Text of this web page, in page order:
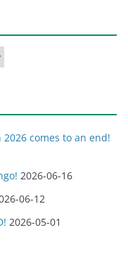
comes to an end!
2026-06-16
06-12
2026-05-01